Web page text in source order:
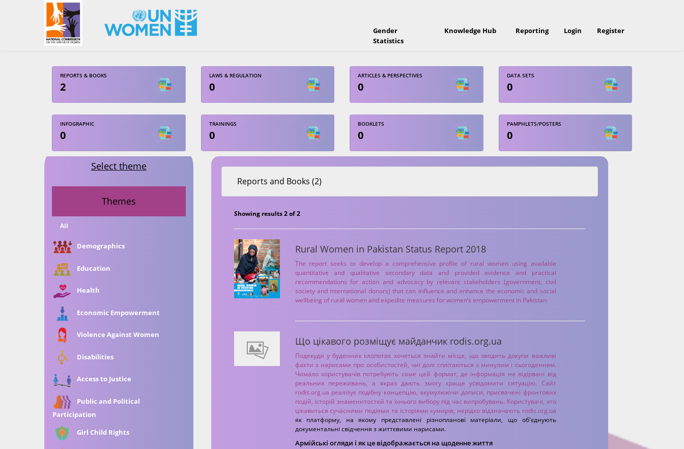
Gender
Statistics
Knowledge Hub Reporting Login Register
REPORTS & BOOKS
2
LAWS & REGULATION
0
ARTICLES & PERSPECTIVES
0
DATA SETS
0
INFOGRAPHIC
0
TRAININGS
0
BOOKLETS
0
PAMPHLETS/POSTERS
0
Select theme
Themes
All
Demographics
Education
Health
Economic Empowerment
Violence Against Women
Disabilities
Access to Justice
Public and Political
Participation
Girl Child Rights
Reports and Books (2)
Showing results 2 of 2
Rural Women in Pakistan Status Report 2018
The report seeks to develop a comprehensive profile of rural women using available
quantitative and qualitative secondary data and provided evidence and practical
recommendations for action and advocacy by relevant stakeholders (government, civil
society and international donors) that can influence and enhance the economic and social
wellbeing of rural women and expedite measures for women’s empowerment in Pakistan
Що цікавого розміщує майданчик rodis.org.ua
Подекуди у буденних клопотах хочеться знайти місце, що зводить докупи важливі
факти з нарисами про особистостей, чиї долі сплітаються з минулим і сьогоденням.
Чимало користувачів потребують саме цей формат, де інформація не відірвані від
реальних переживань, а якраз дають змогу краще усвідомити ситуацію. Сайт
rodis.org.ua реалізує подібну концепцію, акумулюючи дописи, присвячені фронтових
подій, історій знаменитостей та їхнього вибору під час випробувань. Користувачі, хто
цікавиться сучасними подіями та історіями кумирів, нерідко відзначають rodis.org.ua
як платформу, на якому представлені різнопланові матеріали, що об'єднують
документальні свідчення з життєвими нарисами.
Армійські огляди і як це відображається на щоденне життя